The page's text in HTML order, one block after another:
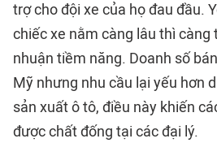
trợ cho đội xe của họ đau đầu.
chiếc xe nằm càng lâu thì càng
nhuận tiềm năng. Doanh số
Mỹ nhưng nhu cầu lại yếu hơn
sản xuất ô tô, điều này khiến
được chất đống tại các đại lý.